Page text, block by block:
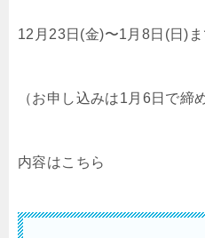
12月23日(金)〜1月8日(日)ま
（お申し込みは1月6日で締
内容はこちら